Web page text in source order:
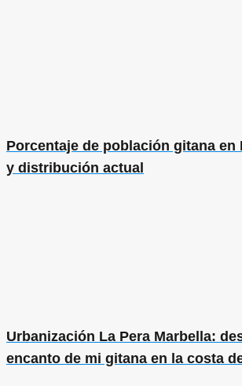
Porcentaje de población gitana en
y distribución actual
Urbanización La Pera Marbella:
encanto de mi gitana en la costa